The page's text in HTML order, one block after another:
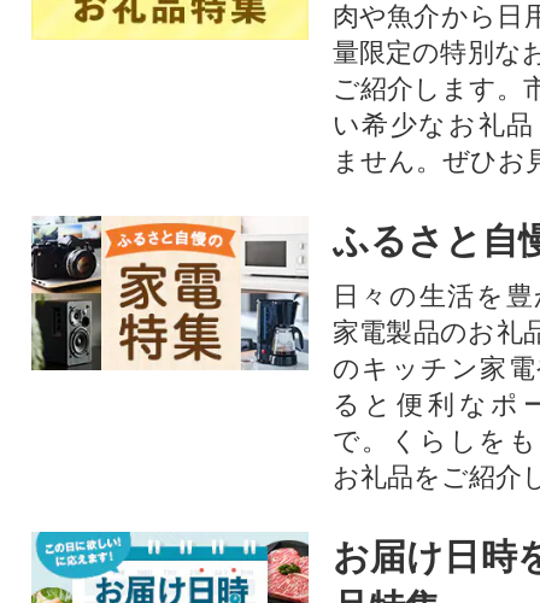
肉や魚介から日
量限定の特別な
ご紹介します。
い希少なお礼
ません。ぜひお
ふるさと自
日々の生活を
家電製品のお礼
のキッチン家
ると便利なポ
で。くらしを
お礼品をご紹介
お届け日時